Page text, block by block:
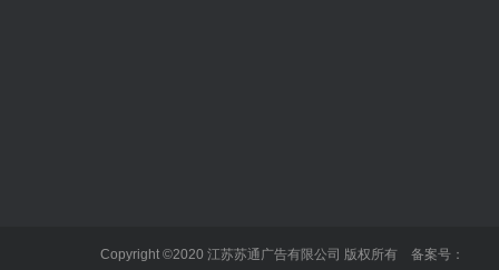
LED显示屏
Copyright ©2020 江苏苏通广告有限公司 版权所有 备案号：